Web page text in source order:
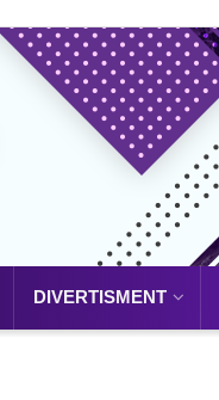
DIVERTISMENT